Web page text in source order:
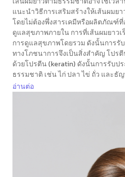
แนะนำวิธีการเสริมสร้างให้เส้นผมย
โดยไม่ต้องพึ่งสารเคมีหรือผลิตภัณฑ์ที่
ดูแลสุขภาพภายใน การที่เส้นผมยาว
การดูแลสุขภาพโดยรวม ดังนั้นการ
ทางโภชนาการจึงเป็นสิ่งสำคัญ โปร
ด้วยโปรตีน (keratin) ดังนั้นการรับป
ธรรมชาติ เช่น ไก่ ปลา ไข่ ถั่ว และธั
อ่านต่อ